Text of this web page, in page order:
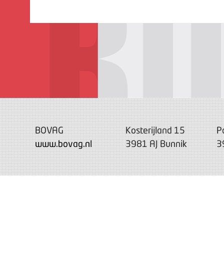
BOVAG
www.bovag.nl
Kosterijland 15
3981 AJ Bunnik